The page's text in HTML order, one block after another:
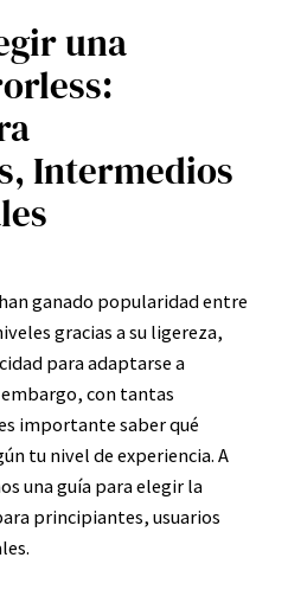
una
Intermedios
han ganado popularidad entre
gracias a su ligereza,
para adaptarse a
embargo, con tantas
importante saber qué
tu nivel de experiencia. A
una guía para elegir la
principiantes, usuarios